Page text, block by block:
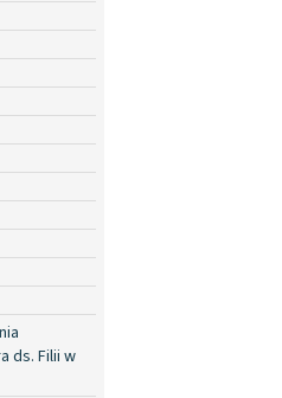
ds. Filii w